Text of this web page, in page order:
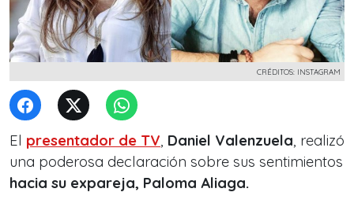
CRÉDITOS: INSTAGRAM
El presentador de TV, Daniel Valenzuela, realizó
una poderosa declaración sobre sus sentimientos
hacia su expareja, Paloma Aliaga.